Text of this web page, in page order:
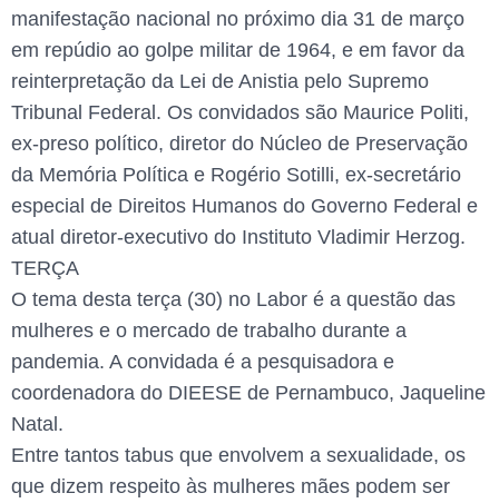
manifestação nacional no próximo dia 31 de março
em repúdio ao golpe militar de 1964, e em favor da
reinterpretação da Lei de Anistia pelo Supremo
Tribunal Federal. Os convidados são Maurice Politi,
ex-preso político, diretor do Núcleo de Preservação
da Memória Política e Rogério Sotilli, ex-secretário
especial de Direitos Humanos do Governo Federal e
atual diretor-executivo do Instituto Vladimir Herzog.
TERÇA
O tema desta terça (30) no Labor é a questão das
mulheres e o mercado de trabalho durante a
pandemia. A convidada é a pesquisadora e
coordenadora do DIEESE de Pernambuco, Jaqueline
Natal.
Entre tantos tabus que envolvem a sexualidade, os
que dizem respeito às mulheres mães podem ser